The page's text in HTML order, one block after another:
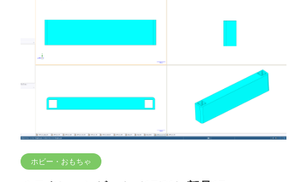
ホビー・おもちゃ